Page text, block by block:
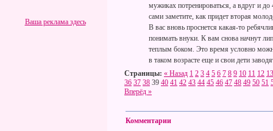
Ваша реклама здесь
мужиках потренироваться, а вдруг и
сами заметите, как придет вторая
В вас вновь проснется какая-то
понимать внуки. К вам снова начнут
теплым боком. Это время условно
в таком возрасте еще и свои дети
Страницы: « Назад 1 2 3 4 5 6 7 8 9 10 11 12 13
36 37 38 39 40 41 42 43 44 45 46 47 48 49 50 51
Вперёд »
Комментарии